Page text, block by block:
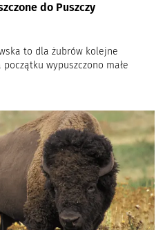
do Puszczy
to dla żubrów kolejne
wypuszczono małe